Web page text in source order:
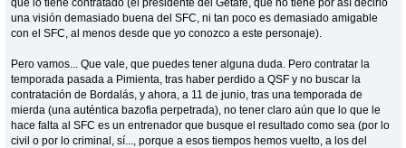
una visión demasiado buena del SFC, ni tan poco es demasiado amigable
con el SFC, al menos desde que yo conozco a este personaje).
Pero vamos... Que vale, que puedes tener alguna duda. Pero contratar la
temporada pasada a Pimienta, tras haber perdido a QSF y no buscar la
contratación de Bordalás, y ahora, a 11 de junio, tras una temporada de
mierda (una auténtica bazofia perpetrada), no tener claro aún que lo que le
hace falta al SFC es un entrenador que busque el resultado como sea (por lo
civil o por lo criminal, sí..., porque a esos tiempos hemos vuelto, a los del